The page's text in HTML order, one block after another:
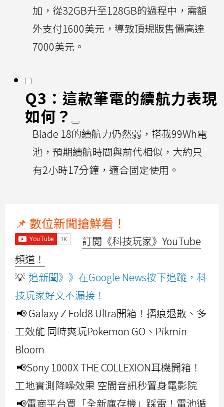
加，從32GB升至128GB的過程中，需額
外支付1600美元，導致頂規版售價高達
7000美元。
Q3：這款筆電的續航力表現
如何？
Blade 18的續航力仍然弱，搭載99Wh電
池，預期續航時間與前代相似，大約只
有2小時17分鐘，適合固定使用。
📌 數位新聞搶鮮看！
訂閱《科技玩家》YouTube
頻道！
💡 追新聞》》在Google News按下追蹤，科
技玩家好文不漏接！
📢 Galaxy Z Fold8 Ultra開箱！摺痕退散、多
工效能 同時爽玩Pokemon GO、Pikmin
Bloom
📢Sony 1000X THE COLLEXION耳機開箱！
工地實測降噪效果 空間音訊秒置身電影院
📢電商平台買「全新庫存機」踩雷！電池循